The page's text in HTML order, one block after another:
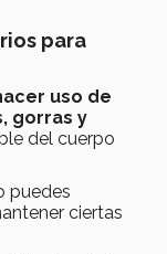
para
uso de
gorras y
del cuerpo
puedes
ciertas